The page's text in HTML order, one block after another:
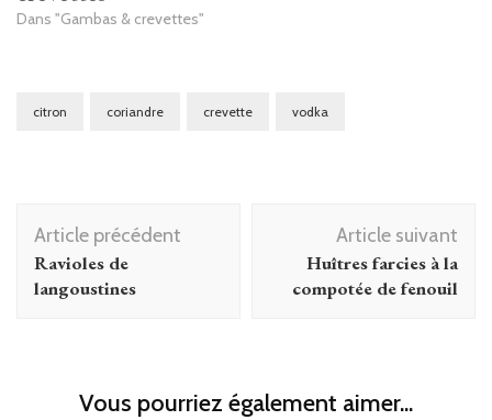
Dans "Gambas & crevettes"
citron coriandre crevette vodka
Navigation
d'article
Article précédent
Ravioles de
langoustines
Article suivant
Huîtres farcies à la
compotée de fenouil
Vous pourriez également aimer...